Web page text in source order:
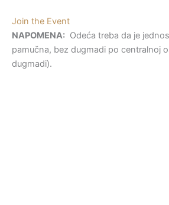
Join the Event
NAPOMENA: Odeća treba da je
pamučna, bez dugmadi po centralnoj
dugmadi).